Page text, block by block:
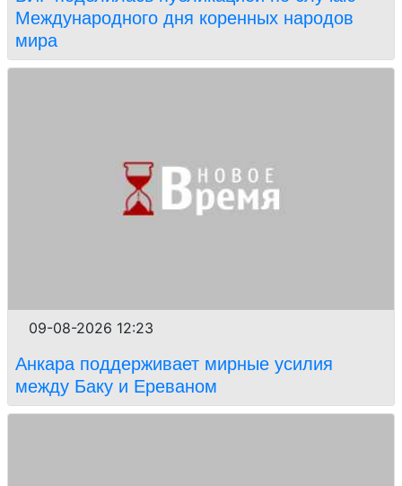
Международного дня коренных народов
мира
09-08-2026 12:23
Анкара поддерживает мирные усилия
между Баку и Ереваном